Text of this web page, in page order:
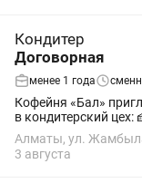
Кондитер
Договорная
менее 1 года
Кофейня «Бал» приглашает в
в кондитерский цех: 🍰 Кондитер — изготовление
мелкоштучных
изготовление и
Алматы, ул.
3 августа